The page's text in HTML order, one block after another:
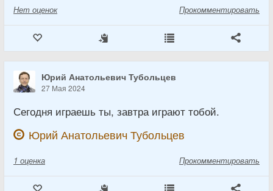
Нет оценок Прокомментировать
Юрий Анатольевич Тубольцев
27 Мая 2024
Сегодня играешь ты, завтра играют тобой.
Юрий Анатольевич Тубольцев
1 оценка Прокомментировать